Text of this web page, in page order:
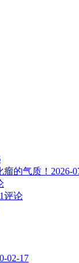
的气质！ 2026-
1评论
02-17